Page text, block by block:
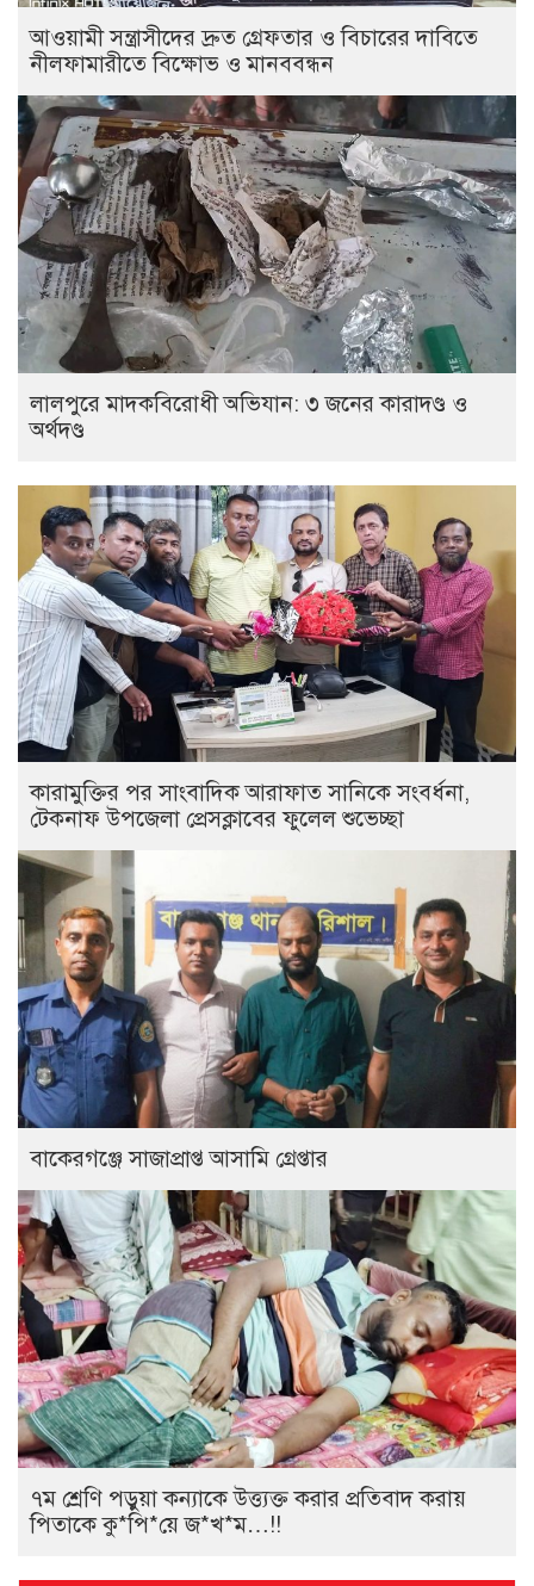
আওয়ামী সন্ত্রাসীদের দ্রুত গ্রেফতার ও বিচারের দাবিতে
নীলফামারীতে বিক্ষোভ ও মানববন্ধন
লালপুরে মাদকবিরোধী অভিযান: ৩ জনের কারাদণ্ড ও
অর্থদণ্ড
কারামুক্তির পর সাংবাদিক আরাফাত সানিকে সংবর্ধনা,
টেকনাফ উপজেলা প্রেসক্লাবের ফুলেল শুভেচ্ছা
বাকেরগঞ্জে সাজাপ্রাপ্ত আসামি গ্রেপ্তার
৭ম শ্রেণি পড়ুয়া কন্যাকে উত্ত্যক্ত করার প্রতিবাদ করায়
পিতাকে কু*পি*য়ে জ*খ*ম…!!